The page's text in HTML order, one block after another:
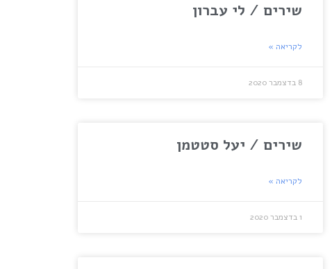
שירים / לי עברון
לקריאה »
8 בדצמבר 2020
שירים / יעל סטטמן
לקריאה »
1 בדצמבר 2020